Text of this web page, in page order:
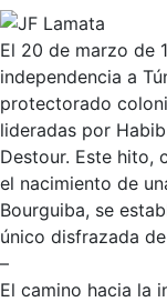
El 20 de marzo de
independencia a
protectorado
lideradas por
Destour. Este hito,
el nacimiento de
Bourguiba, se
único disfrazada
–
El camino hacia la